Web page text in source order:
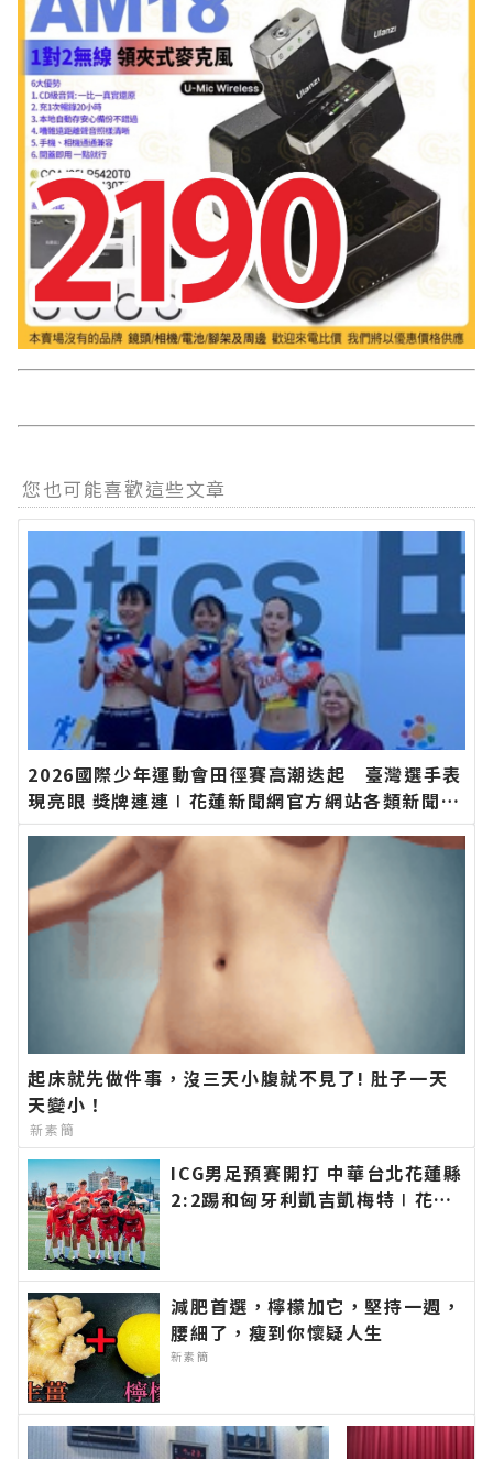
您也可能喜歡這些文章
2026國際少年運動會田徑賽高潮迭起 臺灣選手表
現亮眼 獎牌連連∣花蓮新聞網官方網站各類新聞－
最快速的今日新聞報導 最新的在地資訊！
起床就先做件事，沒三天小腹就不見了! 肚子一天
天變小！
新素簡
ICG男足預賽開打 中華台北花蓮縣
2:2踢和匈牙利凱吉凱梅特∣花蓮
訊！
減肥首選，檸檬加它，堅持一週，
腰細了，瘦到你懷疑人生
新素簡